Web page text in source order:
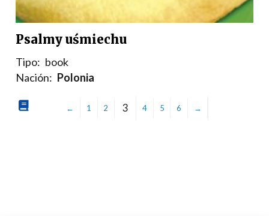
Psalmy uśmiechu
Tipo: book
Nación: Polonia
← 1 2 3 4 5 6 →